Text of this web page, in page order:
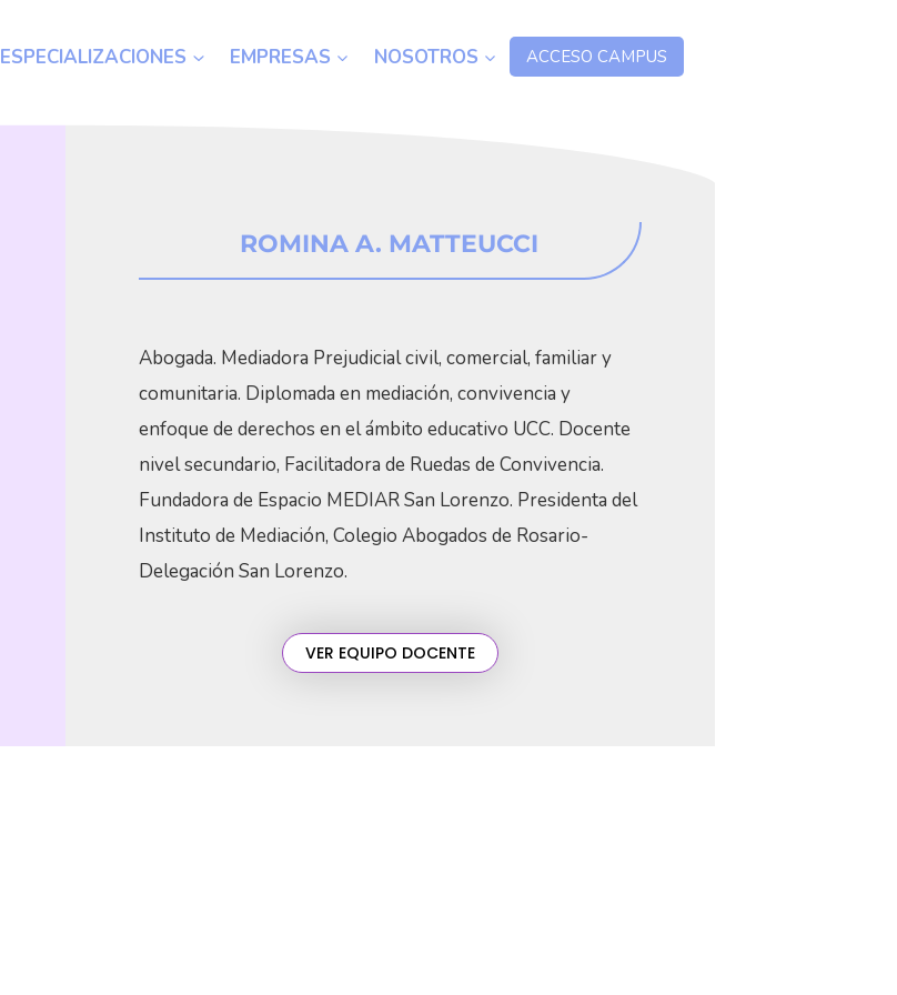
ESPECIALIZACIONES EMPRESAS NOSOTROS ACCESO CAMPUS
ROMINA A. MATTEUCCI
Abogada. Mediadora Prejudicial civil, comercial, familiar y
comunitaria. Diplomada en mediación, convivencia y
enfoque de derechos en el ámbito educativo UCC. Docente
nivel secundario, Facilitadora de Ruedas de Convivencia.
Fundadora de Espacio MEDIAR San Lorenzo. Presidenta del
Instituto de Mediación, Colegio Abogados de Rosario-
Delegación San Lorenzo.
VER EQUIPO DOCENTE